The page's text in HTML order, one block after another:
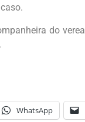
do
WhatsApp